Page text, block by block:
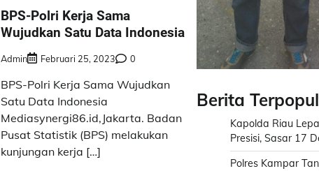
BPS-Polri Kerja Sama
Wujudkan Satu Data Indonesia
Admin Februari 25, 2023 0
BPS-Polri Kerja Sama Wujudkan
Satu Data Indonesia
Mediasynergi86.id,Jakarta. Badan
Pusat Statistik (BPS) melakukan
kunjungan kerja […]
Berita
Kapolda Riau
Presisi, Sasar 17
Polres Kampar